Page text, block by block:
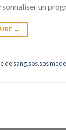
un
→
de sang,sos,sos